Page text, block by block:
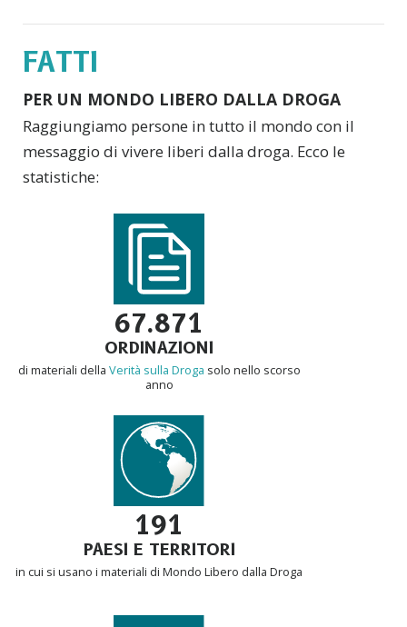
FATTI
PER UN MONDO LIBERO DALLA DROGA
Raggiungiamo persone in tutto il mondo con il
messaggio di vivere liberi dalla droga. Ecco le
statistiche:
67.871
ORDINAZIONI
di materiali della Verità sulla Droga solo nello scorso
anno
191
PAESI E TERRITORI
in cui si usano i materiali di Mondo Libero dalla Droga